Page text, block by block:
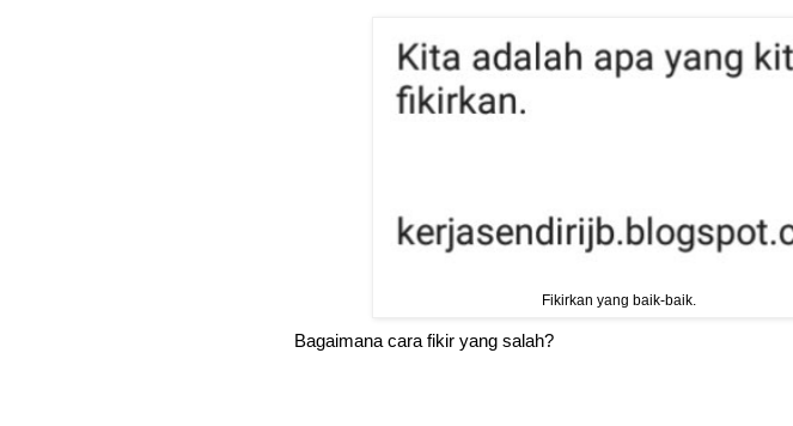
Fikirkan yang baik-baik.
Bagaimana cara fikir yang salah?